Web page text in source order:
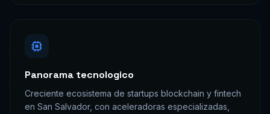
Panorama tecnologico
Creciente ecosistema de startups blockchain y fintech
en San Salvador, con aceleradoras especializadas,